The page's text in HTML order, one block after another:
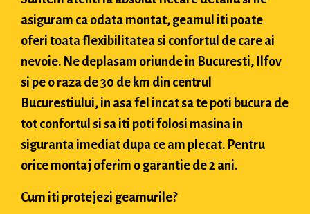
asiguram ca odata montat, geamul iti poate
oferi toata flexibilitatea si confortul de care ai
nevoie. Ne deplasam oriunde in Bucuresti, Ilfov
si pe o raza de 30 de km din centrul
Bucurestiului, in asa fel incat sa te poti bucura de
tot confortul si sa iti poti folosi masina in
siguranta imediat dupa ce am plecat. Pentru
orice montaj oferim o garantie de 2 ani.
Cum iti protejezi geamurile?